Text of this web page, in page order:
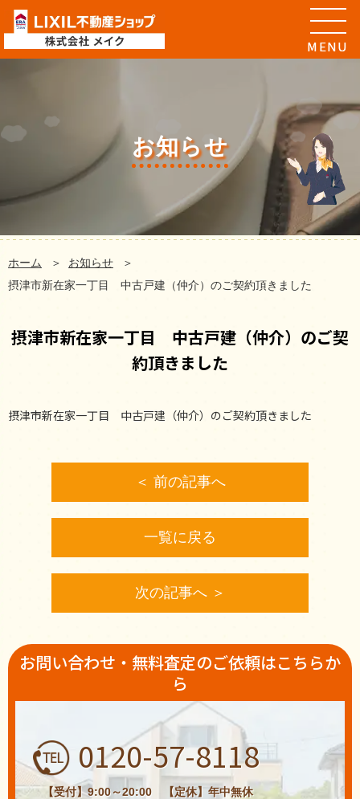
お知らせ
ホーム
お知らせ
摂津市新在家一丁目 中古戸建（仲介）のご契約頂きました
摂津市新在家一丁目 中古戸建（仲介）のご契
約頂きました
摂津市新在家一丁目 中古戸建（仲介）のご契約頂きました
＜ 前の記事へ
一覧に戻る
次の記事へ ＞
お問い合わせ・無料査定のご依頼はこちらか
ら
0120-57-8118
【受付】9:00～20:00 【定休】年中無休